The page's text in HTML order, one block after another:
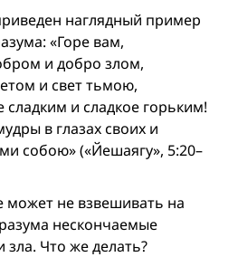
наглядный пример
«Горе вам,
и добро злом,
и свет тьмою,
и сладкое горьким!
в глазах своих и
собою» («Йешаягу», 5:20–
может не взвешивать на
нескончаемые
Что же делать?